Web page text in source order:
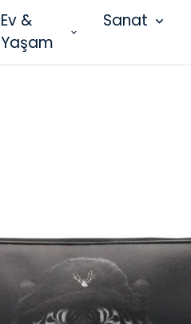
Ev &
Yaşam
Sanat